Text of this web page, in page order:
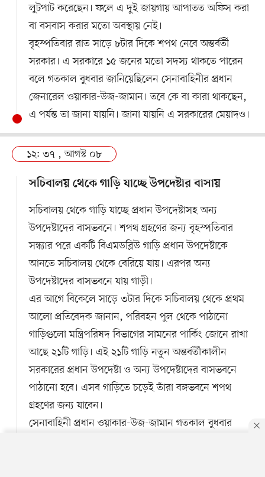
লুটপাট করেছেন। ফলে এ দুই জায়গায় আপাতত অফিস করা
বা বসবাস করার মতো অবস্থায় নেই।
বৃহস্পতিবার রাত সাড়ে ৮টার দিকে শপথ নেবে অন্তর্বর্তী
সরকার। এ সরকারে ১৫ জনের মতো সদস্য থাকতে পারেন
বলে গতকাল বুধবার জানিয়েছিলেন সেনাবাহিনীর প্রধান
জেনারেল ওয়াকার-উজ-জামান। তবে কে বা কারা থাকছেন,
এ পর্যন্ত তা জানা যায়নি। জানা যায়নি এ সরকারের মেয়াদও।
১২: ৩৭ , আগস্ট ০৮
সচিবালয় থেকে গাড়ি যাচ্ছে উপদেষ্টার বাসায়
সচিবালয় থেকে গাড়ি যাচ্ছে প্রধান উপদেষ্টাসহ অন্য
উপদেষ্টাদের বাসভবনে। শপথ গ্রহণের জন্য বৃহস্পতিবার
সন্ধ্যার পরে একটি বিএমডব্লিউ গাড়ি প্রধান উপদেষ্টাকে
আনতে সচিবালয় থেকে বেরিয়ে যায়। এরপর অন্য
উপদেষ্টাদের বাসভবনে যায় গাড়ী।
এর আগে বিকেলে সাড়ে ৩টার দিকে সচিবালয় থেকে প্রথম
আলো প্রতিবেদক জানান, পরিবহন পুল থেকে পাঠানো
গাড়িগুলো মন্ত্রিপরিষদ বিভাগের সামনের পার্কিং জোনে রাখা
আছে ২১টি গাড়ি। এই ২১টি গাড়ি নতুন অন্তর্বর্তীকালীন
সরকারের প্রধান উপদেষ্টা ও অন্য উপদেষ্টাদের বাসভবনে
পাঠানো হবে। এসব গাড়িতে চড়েই তাঁরা বঙ্গভবনে শপথ
গ্রহণের জন্য যাবেন।
সেনাবাহিনী প্রধান ওয়াকার-উজ-জামান গতকাল বুধবার